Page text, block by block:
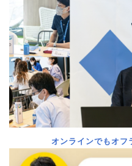
オンラインでもオフ